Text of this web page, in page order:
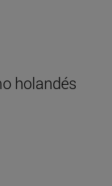
holandés